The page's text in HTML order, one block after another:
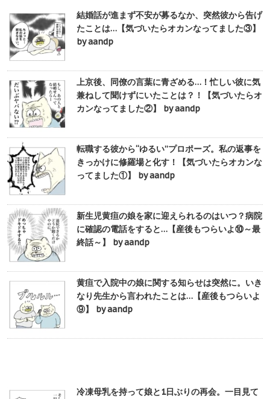
結婚話が進まず不安が募るなか、突然彼から告げ
たことは…【気づいたらオカンなってました③】
by aandp
上京後、同僚の言葉に青ざめる…！忙しい彼に気
兼ねして聞けずにいたことは？！【気づいたらオ
カンなってました②】 by aandp
転職する彼から“ゆるい”プロポーズ。私の返事を
きっかけに修羅場と化す！【気づいたらオカンな
ってました①】 by aandp
新生児黄疸の娘を家に迎えられるのはいつ？病院
に確認の電話をすると…【産後もつらいよ⑩～最
終話～】 by aandp
黄疸で入院中の娘に関する知らせは突然に。いき
なり先生から言われたことは…【産後もつらいよ
⑨】 by aandp
冷凍母乳を持って娘と1日ぶりの再会。一目見て